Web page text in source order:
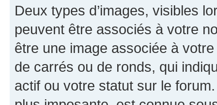
Deux types d’images, visibles
peuvent être associés à votre
être une image associée à
de carrés ou de ronds, qui
actif ou votre statut sur le